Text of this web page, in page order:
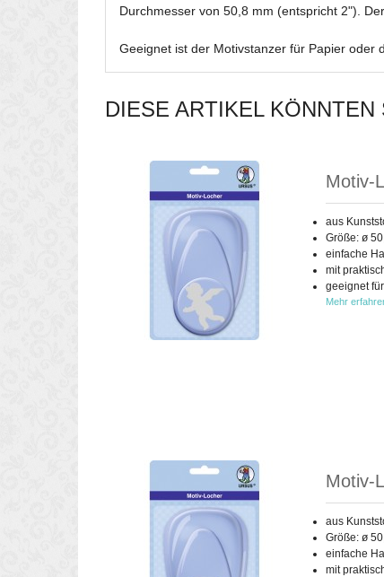
Durchmesser von 50,8 mm (entspricht 2").
Geeignet ist der Motivstanzer für Papier oder
DIESE ARTIKEL
Motiv-
aus
Größe: ø
einfache
mit
geeignet
Mehr
Motiv-
aus
Größe: ø
einfache
mit